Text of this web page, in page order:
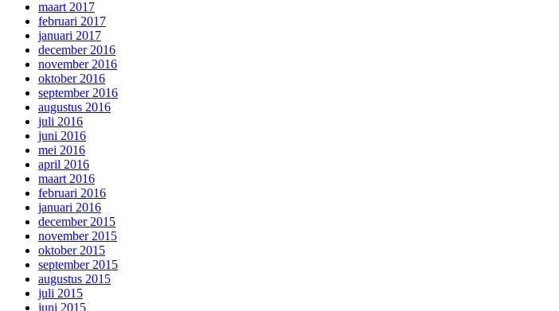
maart 2017
februari 2017
januari 2017
december 2016
november 2016
oktober 2016
september 2016
augustus 2016
juli 2016
juni 2016
mei 2016
april 2016
maart 2016
februari 2016
januari 2016
december 2015
november 2015
oktober 2015
september 2015
augustus 2015
juli 2015
juni 2015